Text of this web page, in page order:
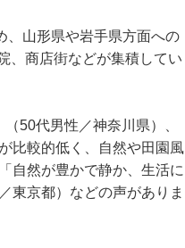
、山形県や岩手県方面への
、商店街などが集積してい
50代男性／神奈川県）、
比較的低く、自然や田園風
自然が豊かで静か、生活に
東京都）などの声がありま